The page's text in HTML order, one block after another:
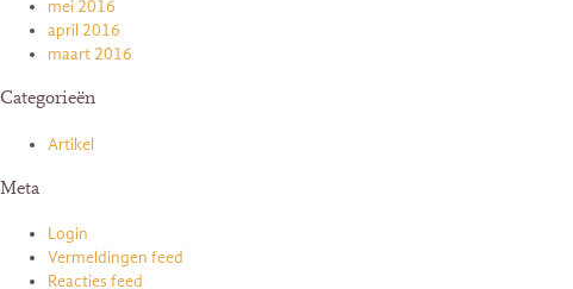
mei 2016
april 2016
maart 2016
Categorieën
Artikel
Meta
Login
Vermeldingen feed
Reacties feed